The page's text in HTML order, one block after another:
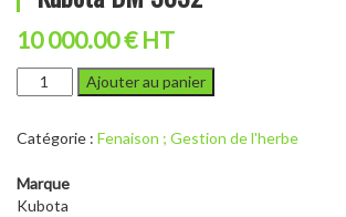
10 000.00 € HT
quantité
de
DM
Ajouter au panier
Catégorie : Fenaison ; Gestion de l'herbe
Marque
Kubota